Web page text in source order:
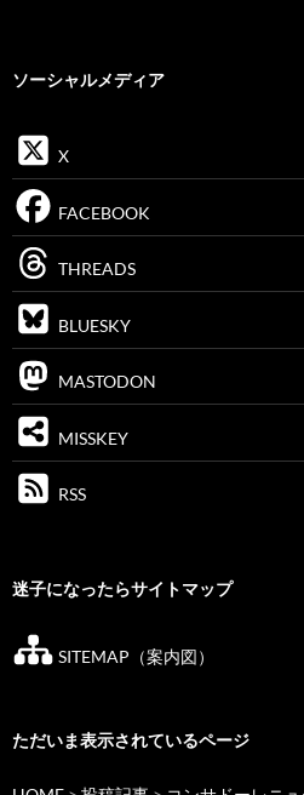
ソーシャルメディア
X
FACEBOOK
THREADS
BLUESKY
MASTODON
MISSKEY
RSS
迷子になったらサイトマップ
SITEMAP（案内図）
ただいま表示されているページ